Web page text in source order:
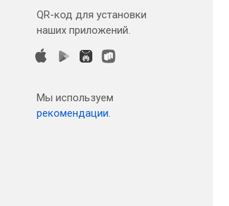
QR-код для установки
наших приложений.
Мы используем
рекомендации.